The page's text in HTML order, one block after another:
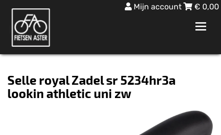
Mijn account € 0,00
Selle royal Zadel sr 5234hr3a
lookin athletic uni zw